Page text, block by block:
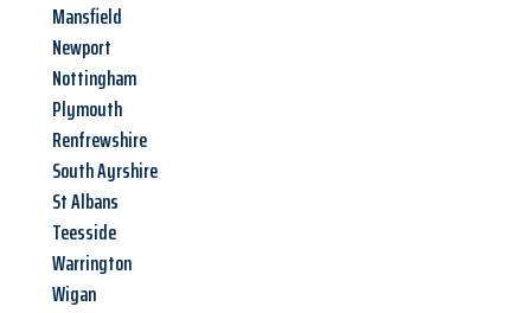
Mansfield
Newport
Nottingham
Plymouth
Renfrewshire
South Ayrshire
St Albans
Teesside
Warrington
Wigan